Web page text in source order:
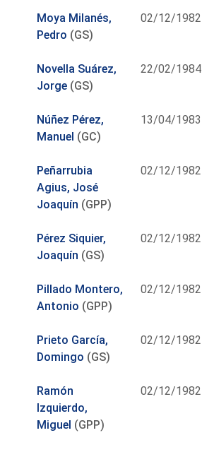
Moya Milanés,
Pedro (GS)
02/12/1982
Novella Suárez,
Jorge (GS)
22/02/1984
Núñez Pérez,
Manuel (GC)
13/04/1983
Peñarrubia
Agius, José
Joaquín (GPP)
02/12/1982
Pérez Siquier,
Joaquín (GS)
02/12/1982
Pillado Montero,
Antonio (GPP)
02/12/1982
Prieto García,
Domingo (GS)
02/12/1982
Ramón
Izquierdo,
Miguel (GPP)
02/12/1982